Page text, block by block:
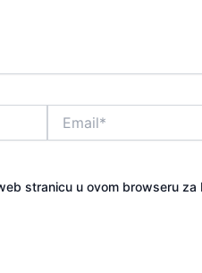
stranicu u ovom browseru za